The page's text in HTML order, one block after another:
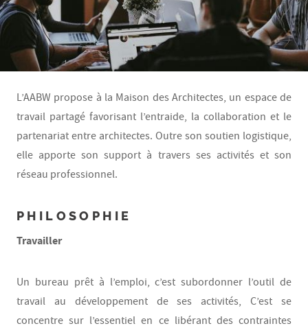
L’AABW propose à la Maison des Architectes, un espace de
travail partagé favorisant l’entraide, la collaboration et le
partenariat entre architectes. Outre son soutien logistique,
elle apporte son support à travers ses activités et son
réseau professionnel.
PHILOSOPHIE
Travailler
Un bureau prêt à l’emploi, c’est subordonner l’outil de
travail au développement de ses activités, C’est se
concentre sur l’essentiel en ce libérant des contraintes